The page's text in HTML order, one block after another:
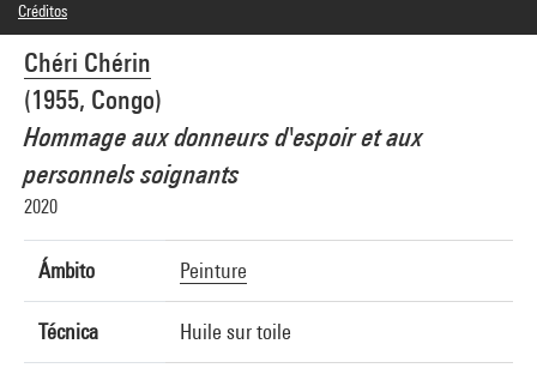
Chéri Chérin
(1955, Congo)
Hommage aux donneurs d'espoir et aux
personnels soignants
2020
Ámbito Peinture
Técnica Huile sur toile
Créditos
© Adagp, Paris
Créditos fotográficos : Centre Pompidou, MNAM-CCI/Audrey Laurans/Dist.
GrandPalaisRmn
Referencia de la imagen : 4Y11041
Difusión de la imagen :GrandPalaisRmnPhoto